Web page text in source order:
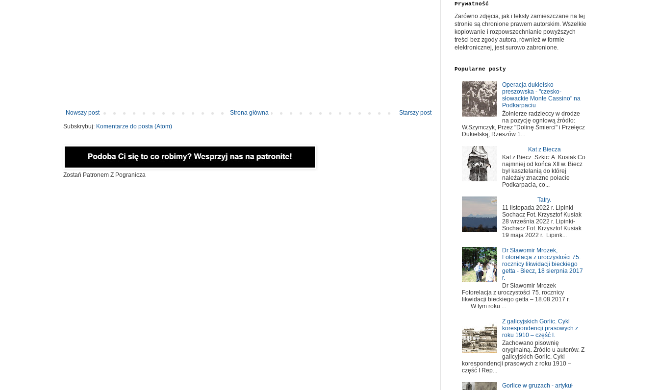
Nowszy post Starszy post
Strona główna
Subskrybuj: Komentarze do posta (Atom)
Zostań Patronem Z Pogranicza
Prywatność
Zarówno zdjęcia, jak i teksty zamieszczane na tej
stronie są chronione prawem autorskim. Wszelkie
kopiowanie i rozpowszechnianie powyższych
treści bez zgody autora, również w formie
elektronicznej, jest surowo zabronione.
Popularne posty
Operacja dukielsko-
preszowska - "czesko-
słowackie Monte Cassino" na
Podkarpaciu
Żołnierze radzieccy w drodze
na pozycję ogniową źródło:
W.Szymczyk, Przez "Dolinę Śmierci" i Przełęcz
Dukielską, Rzeszów 1...
Kat z Biecza
Kat z Biecz. Szkic: A. Kusiak Co
najmniej od końca XII w. Biecz
był kasztelanią do której
należały znaczne połacie
Podkarpacia, co...
Tatry.
11 listopada 2022 r. Lipinki-
Sochacz Fot. Krzysztof Kusiak
28 września 2022 r. Lipinki-
Sochacz Fot. Krzysztof Kusiak
19 maja 2022 r. Lipink...
Dr Sławomir Mrozek,
Fotorelacja z uroczystości 75.
rocznicy likwidacji bieckiego
getta - Biecz, 18 sierpnia 2017
r.
Dr Sławomir Mrozek
Fotorelacja z uroczystości 75. rocznicy
likwidacji bieckiego getta – 18.08.2017 r.
W tym roku ...
Z galicyjskich Gorlic. Cykl
korespondencji prasowych z
roku 1910 – część I.
Zachowano pisownię
oryginalną. Źródło u autorów. Z
galicyjskich Gorlic. Cykl
korespondencji prasowych z roku 1910 –
część I Rep...
Gorlice w gruzach - artykuł